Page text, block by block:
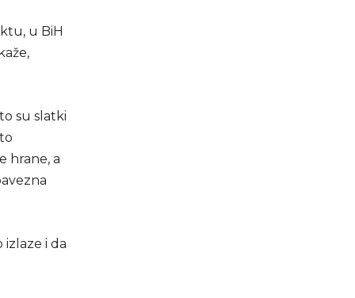
u BiH
su slatki
hrane, a
izlaze i da